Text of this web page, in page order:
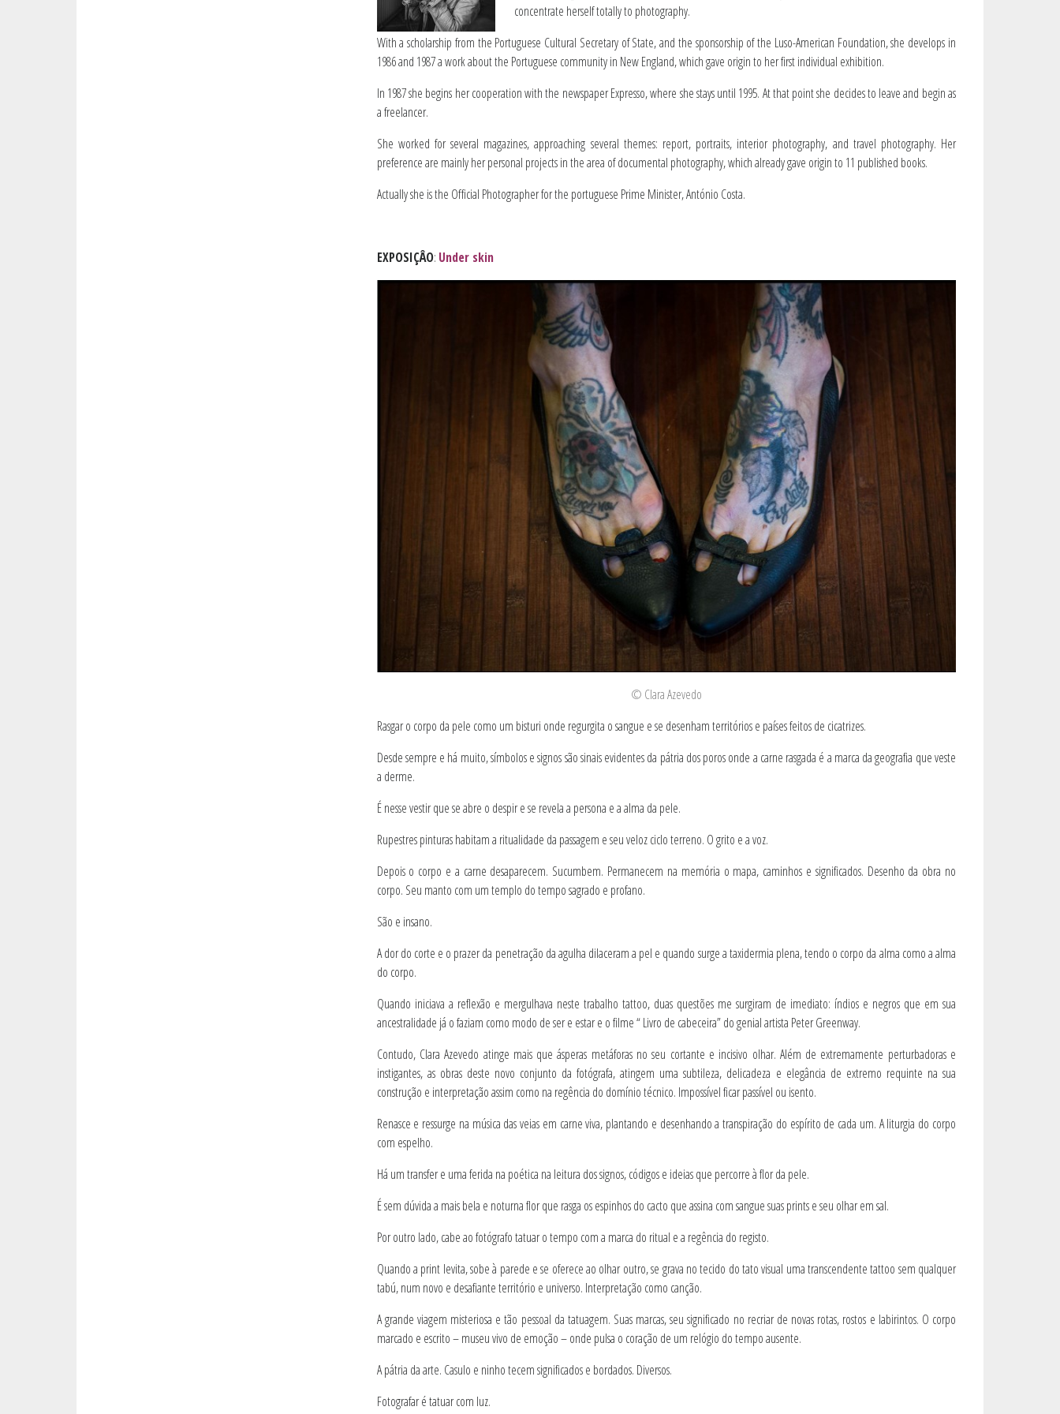
concentrate herself totally to photography.
With a scholarship from the Portuguese Cultural Secretary of State, and the sponsorship of the Luso-American Foundation, she develops in
1986 and 1987 a work about the Portuguese community in New England, which gave origin to her first individual exhibition.
In 1987 she begins her cooperation with the newspaper Expresso, where she stays until 1995. At that point she decides to leave and begin as
a freelancer.
She worked for several magazines, approaching several themes: report, portraits, interior photography, and travel photography. Her
preference are mainly her personal projects in the area of documental photography, which already gave origin to 11 published books.
Actually she is the Official Photographer for the portuguese Prime Minister, António Costa.
EXPOSIÇÂO: Under skin
© Clara Azevedo
Rasgar o corpo da pele como um bisturi onde regurgita o sangue e se desenham territórios e países feitos de cicatrizes.
Desde sempre e há muito, símbolos e signos são sinais evidentes da pátria dos poros onde a carne rasgada é a marca da geografia que veste
a derme.
É nesse vestir que se abre o despir e se revela a persona e a alma da pele.
Rupestres pinturas habitam a ritualidade da passagem e seu veloz ciclo terreno. O grito e a voz.
Depois o corpo e a carne desaparecem. Sucumbem. Permanecem na memória o mapa, caminhos e significados. Desenho da obra no
corpo. Seu manto com um templo do tempo sagrado e profano.
São e insano.
A dor do corte e o prazer da penetração da agulha dilaceram a pel e quando surge a taxidermia plena, tendo o corpo da alma como a alma
do corpo.
Quando iniciava a reflexão e mergulhava neste trabalho tattoo, duas questões me surgiram de imediato: índios e negros que em sua
ancestralidade já o faziam como modo de ser e estar e o filme “ Livro de cabeceira” do genial artista Peter Greenway.
Contudo, Clara Azevedo atinge mais que ásperas metáforas no seu cortante e incisivo olhar. Além de extremamente perturbadoras e
instigantes, as obras deste novo conjunto da fotógrafa, atingem uma subtileza, delicadeza e elegância de extremo requinte na sua
construção e interpretação assim como na regência do domínio técnico. Impossível ficar passível ou isento.
Renasce e ressurge na música das veias em carne viva, plantando e desenhando a transpiração do espírito de cada um. A liturgia do corpo
com espelho.
Há um transfer e uma ferida na poética na leitura dos signos, códigos e ideias que percorre à flor da pele.
É sem dúvida a mais bela e noturna flor que rasga os espinhos do cacto que assina com sangue suas prints e seu olhar em sal.
Por outro lado, cabe ao fotógrafo tatuar o tempo com a marca do ritual e a regência do registo.
Quando a print levita, sobe à parede e se oferece ao olhar outro, se grava no tecido do tato visual uma transcendente tattoo sem qualquer
tabú, num novo e desafiante território e universo. Interpretação como canção.
A grande viagem misteriosa e tão pessoal da tatuagem. Suas marcas, seu significado no recriar de novas rotas, rostos e labirintos. O corpo
marcado e escrito – museu vivo de emoção – onde pulsa o coração de um relógio do tempo ausente.
A pátria da arte. Casulo e ninho tecem significados e bordados. Diversos.
Fotografar é tatuar com luz.